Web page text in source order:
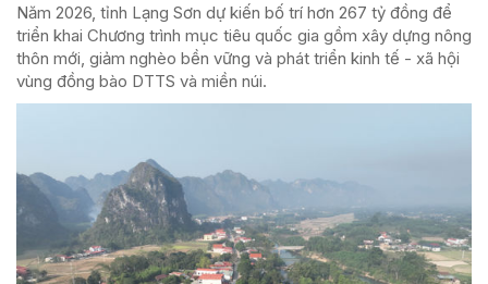
Năm 2026, tỉnh Lạng Sơn dự kiến bố trí hơn 267 tỷ đồng để
triển khai Chương trình mục tiêu quốc gia gồm xây dựng nông
thôn mới, giảm nghèo bền vững và phát triển kinh tế - xã hội
vùng đồng bào DTTS và miền núi.